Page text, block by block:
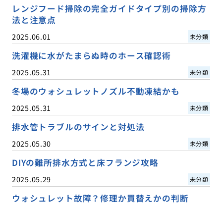
レンジフード掃除の完全ガイドタイプ別の掃除方
法と注意点
2025.06.01 未分類
洗濯機に水がたまらぬ時のホース確認術
2025.05.31 未分類
冬場のウォシュレットノズル不動凍結かも
2025.05.31 未分類
排水管トラブルのサインと対処法
2025.05.30 未分類
DIYの難所排水方式と床フランジ攻略
2025.05.29 未分類
ウォシュレット故障？修理か買替えかの判断